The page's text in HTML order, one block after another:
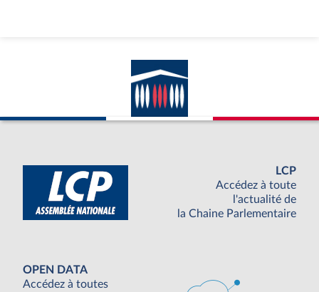
LCP
Accédez à toute
l'actualité de
la Chaine Parlementaire
OPEN DATA
Accédez à toutes